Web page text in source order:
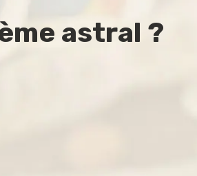
astral ?